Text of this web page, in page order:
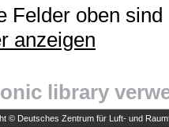
Felder oben
anzeigen
library
© Deutsches Zentrum für Luft- und